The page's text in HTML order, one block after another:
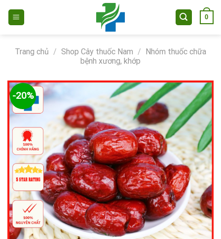
0
Trang chủ / Shop Cây thuốc Nam / Nhóm thuốc chữa
bệnh xương, khớp
-20%